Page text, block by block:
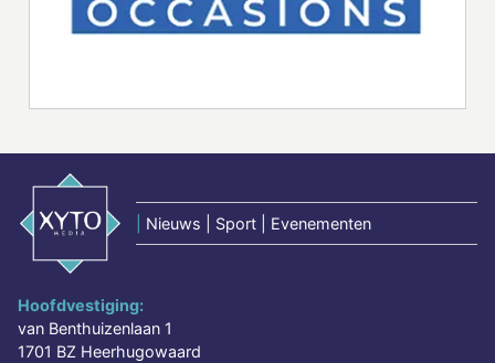
Nieuws | Sport | Evenementen
Hoofdvestiging:
van Benthuizenlaan 1
1701 BZ Heerhugowaard